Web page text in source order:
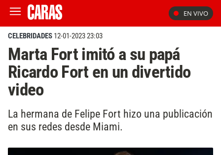
EN VIVO
CELEBRIDADES 12-01-2023 23:03
Marta Fort imitó a su papá
Ricardo Fort en un divertido
video
La hermana de Felipe Fort hizo una publicación
en sus redes desde Miami.